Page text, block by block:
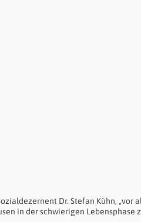
Dr. Stefan Kühn, „vor
in der schwierigen Lebensphase